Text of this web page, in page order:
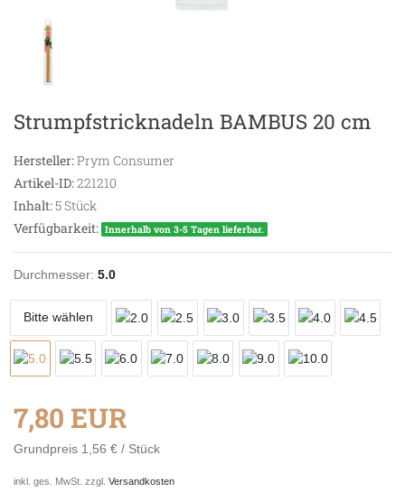
Strumpfstricknadeln BAMBUS 20 cm
Hersteller:Prym Consumer
Artikel-ID:221210
Inhalt:5Stück
Verfügbarkeit: Innerhalb von 3-5 Tagen lieferbar.
Durchmesser: 5.0
Bitte wählen
7,80 EUR
Grundpreis 1,56 € / Stück
inkl. ges. MwSt. zzgl. Versandkosten